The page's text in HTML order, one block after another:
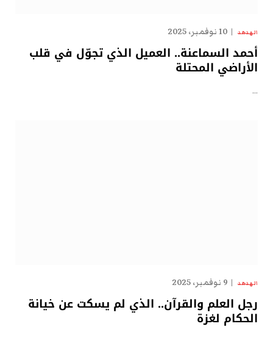
الهدهد 10 نوفمبر، 2025
أحمد السماعنة.. العميل الذي تجوّل في قلب
الأراضي المحتلة
…
الهدهد 9 نوفمبر، 2025
رجل العلم والقرآن.. الذي لم يسكت عن خيانة
الحكام لغزة